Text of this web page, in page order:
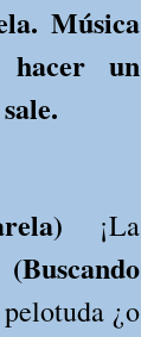
Música
hacer un
¡La
(Buscando
¿o